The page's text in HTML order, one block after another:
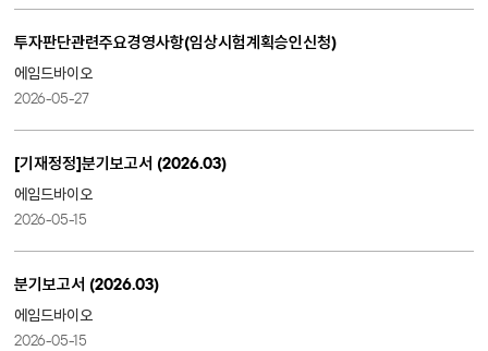
투자판단관련주요경영사항(임상시험계획승인신청)
에임드바이오
2026-05-27
[기재정정]분기보고서 (2026.03)
에임드바이오
2026-05-15
분기보고서 (2026.03)
에임드바이오
2026-05-15